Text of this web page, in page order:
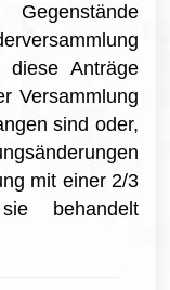
diese Anträge
Versammlung
sind oder,
mit einer 2/3
behandelt